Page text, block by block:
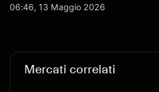
statunitensi il 5 maggio 2026.
06:46, 13 Maggio 2026
Mercati correlati